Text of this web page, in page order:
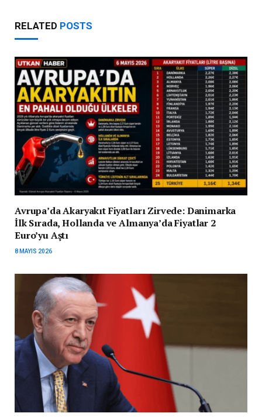
RELATED POSTS
Avrupa’da Akaryakıt Fiyatları Zirvede: Danimarka
İlk Sırada, Hollanda ve Almanya’da Fiyatlar 2
Euro’yu Aştı
8 MAYIS 2026